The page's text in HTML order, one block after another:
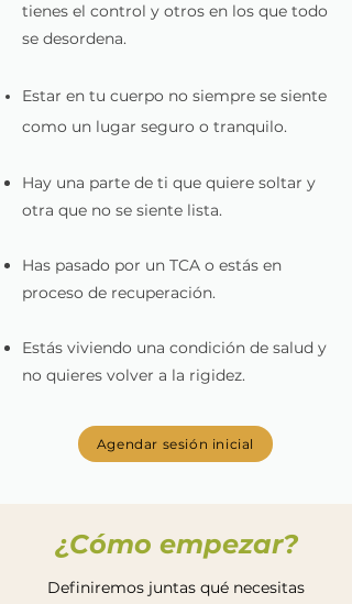
tienes el control y otros en los que todo
se desordena.
Estar en tu cuerpo no siempre se siente
como un lugar seguro o tranquilo.
Hay una parte de ti que quiere soltar y
otra que no se siente lista.
Has pasado por un TCA o estás en
proceso de recuperación.
Estás viviendo una condición de salud y
no quieres volver a la rigidez.
Agendar sesión inicial
¿Cómo empezar?
Definiremos juntas qué necesitas